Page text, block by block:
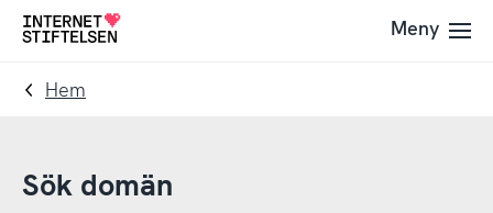
Till
navigering
Till
innehåll
Till
Meny
Hem
Sök domän